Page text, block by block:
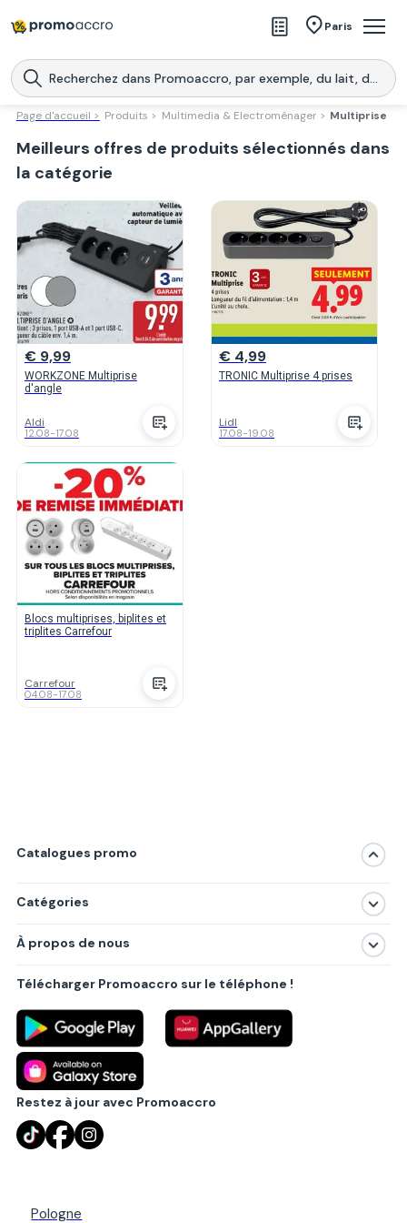
Paris
Magasins
Produits
Télécharge l’application
Promoaccro
Télécharger
Page d'accueil > Produits > Multimedia & Electroménager > Multiprise
Meilleurs offres de produits sélectionnés dans
la catégorie
€ 9,99
WORKZONE Multiprise
d'angle
Aldi
12.08-17.08
€ 4,99
TRONIC Multiprise 4 prises
Lidl
17.08-19.08
Blocs multiprises, biplites et
triplites Carrefour
Carrefour
04.08-17.08
Catalogues promo
Catégories
Produits
Villes principales
À propos de nous
Politique de confidentialité
Règlements
Partenariat B2B
Blog
Contact
Télécharger Promoaccro sur le téléphone !
Restez à jour avec Promoaccro
Pologne